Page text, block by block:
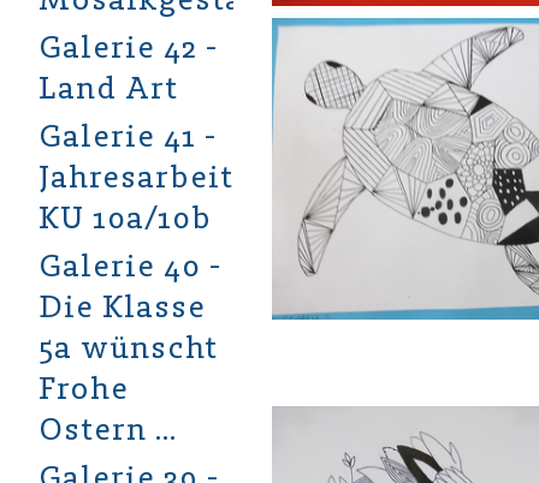
Galerie 42 -
Land Art
Galerie 41 -
Jahresarbeiten
KU 10a/10b
Galerie 40 -
Die Klasse
5a wünscht
Frohe
Ostern …